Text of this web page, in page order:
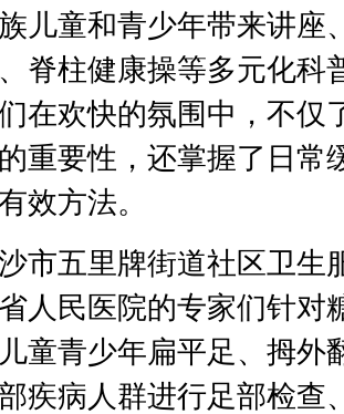
儿童和青少年带来讲座
脊柱健康操等多元化科
在欢快的氛围中，不仅
重要性，还掌握了日常
效方法。
五里牌街道社区卫生
人民医院的专家们针对
童青少年扁平足、拇外
疾病人群进行足部检查